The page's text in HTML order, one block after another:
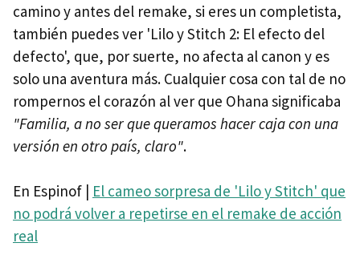
camino y antes del remake, si eres un completista,
también puedes ver 'Lilo y Stitch 2: El efecto del
defecto', que, por suerte, no afecta al canon y es
solo una aventura más. Cualquier cosa con tal de no
rompernos el corazón al ver que Ohana significaba
"Familia, a no ser que queramos hacer caja con una
versión en otro país, claro".
En Espinof | El cameo sorpresa de 'Lilo y Stitch' que
no podrá volver a repetirse en el remake de acción
real